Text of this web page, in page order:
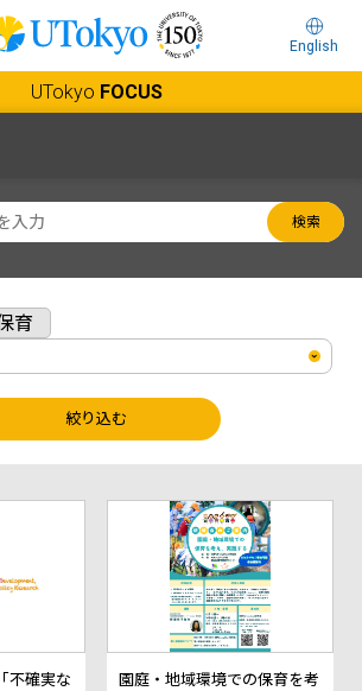
English
UTokyo FOCUS
検索
育
絞り込む
不確実な
園庭・地域環境での保育を考